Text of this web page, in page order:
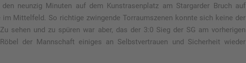
neunzig Minuten auf dem Kunstrasenplatz am Stargarder Bruch auf
im Mittelfeld. So richtige zwingende Torraumszenen konnte sich keine der
sehen und zu spüren war aber, das der 3:0 Sieg der SG am vorherigen
der Mannschaft einiges an Selbstvertrauen und Sicherheit wieder